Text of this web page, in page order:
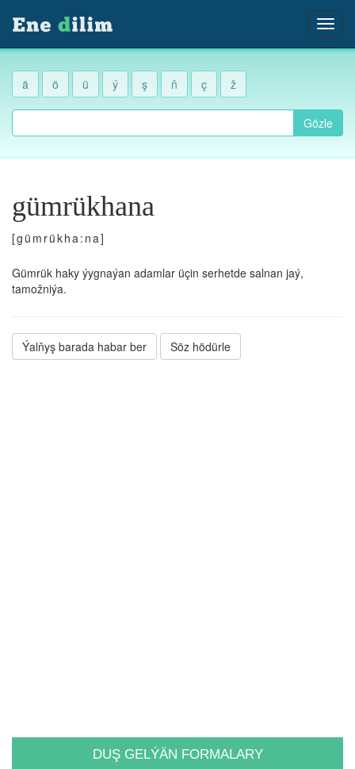
ä ö ü ý ş ň ç ž
Gözle
gümrükhana
[gümrükha:na]
Gümrük haky ýygnaýan adamlar üçin serhetde salnan jaý,
tamožniýa.
Ýalňyş barada habar ber Söz hödürle
DUŞ GELÝÄN FORMALARY